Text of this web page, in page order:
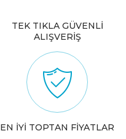
TEK TIKLA GÜVENLİ
ALIŞVERİŞ
EN İYİ TOPTAN FİYATLAR